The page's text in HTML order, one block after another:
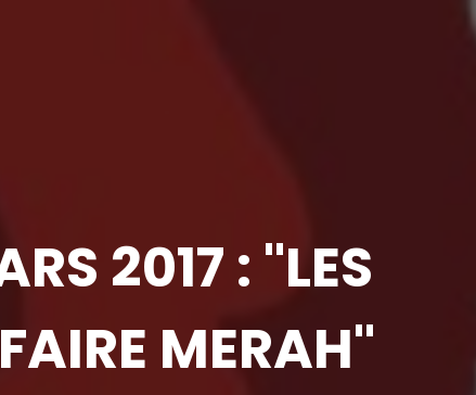
2017 : "LES
MERAH"